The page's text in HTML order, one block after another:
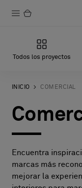
Productos
Colaboraciones
Todos los proyectos
INICIO COMERCIAL
Encuentra
marcas más
mejorar la